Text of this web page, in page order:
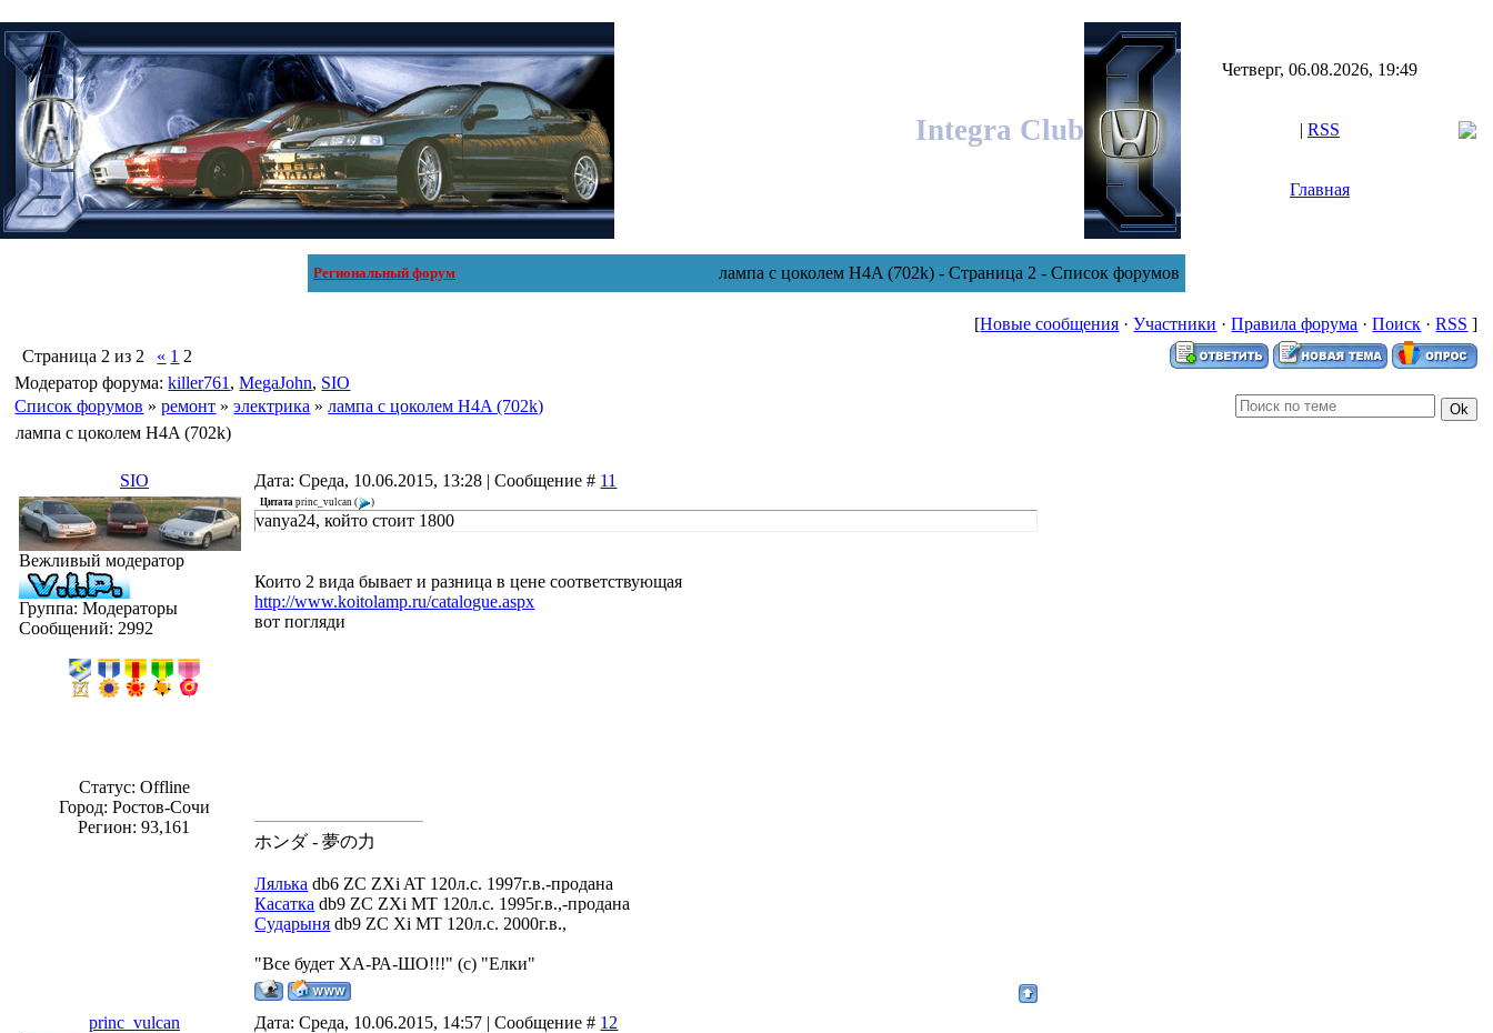
Integra Club
Четверг, 06.08.2026, 19:49
| RSS
Главная
Региональный форум лампа с цоколем H4A (702k) - Страница 2 - Список форумов
[Новые сообщения ·Участники ·Правила форума ·Поиск ·RSS ]
Страница 2 из 2 « 1 2
Модератор форума:killer761 ,MegaJohn, SIO
Список форумов » ремонт » электрика » лампа с цоколем H4A (702k)
лампа с цоколем H4A (702k)
SIO Дата: Среда, 10.06.2015, 13:28 | Сообщение # 11
Вежливый модератор
Группа: Модераторы
Сообщений: 2992
Статус: Offline
Город: Ростов-Сочи
Регион: 93,161
Цитата princ_vulcan ( )
vanya24, който стоит 1800
Които 2 вида бывает и разница в цене соответствующая
http://www.koitolamp.ru/catalogue.aspx
вот погляди
ホンダ - 夢の力
Лялька db6 ZC ZXi AT 120л.с. 1997г.в.-продана
Касатка db9 ZC ZXi MT 120л.с. 1995г.в.,-продана
Сударыня db9 ZC Xi MT 120л.с. 2000г.в.,
"Все будет ХА-РА-ШО!!!" (с) "Елки"
princ_vulcan Дата: Среда, 10.06.2015, 14:57 | Сообщение # 12